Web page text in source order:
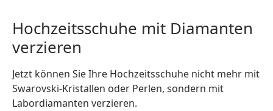
Hochzeitsschuhe mit Diamanten
verzieren
Jetzt können Sie Ihre Hochzeitsschuhe nicht mehr mit
Swarovski-Kristallen oder Perlen, sondern mit
Labordiamanten verzieren.